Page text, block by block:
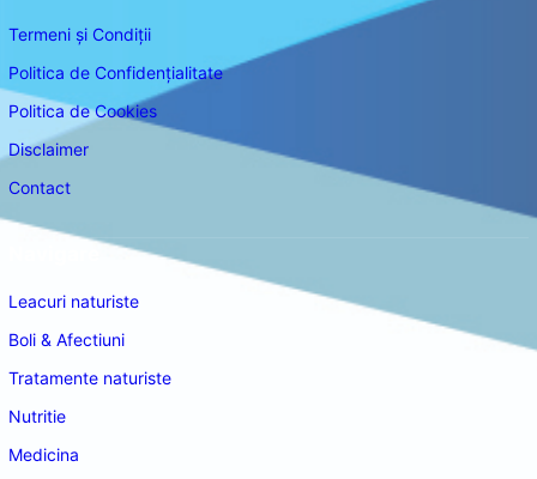
Termeni și Condiții
Politica de Confidențialitate
Politica de Cookies
Disclaimer
Contact
Leacuri naturiste
Boli & Afectiuni
Tratamente naturiste
Nutritie
Medicina